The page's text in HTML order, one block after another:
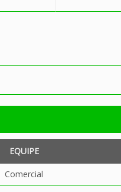
EQUIPE
Comercial